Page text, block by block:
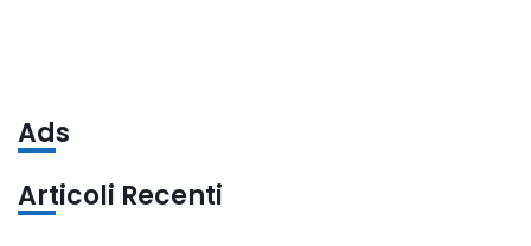
Ads
Articoli Recenti